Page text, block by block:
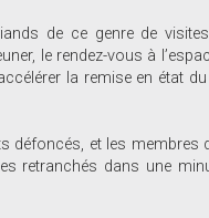
de ce genre de
le rendez-vous à
la remise en état
défoncés, et les membres
retranchés dans une